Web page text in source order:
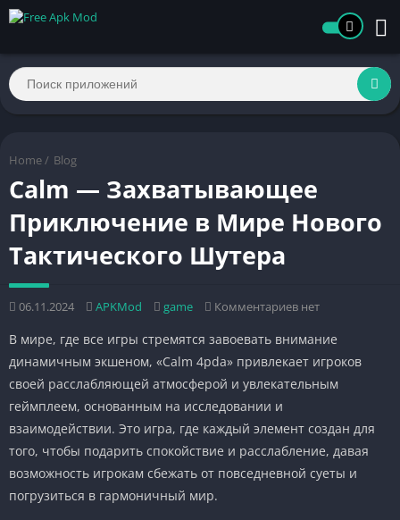
Home / Blog
Calm — Захватывающее
Приключение в Мире Нового
Тактического Шутера
06.11.2024 APKMod game Комментариев нет
В мире, где все игры стремятся завоевать внимание
динамичным экшеном, «Calm 4pda» привлекает игроков
своей расслабляющей атмосферой и увлекательным
геймплеем, основанным на исследовании и
взаимодействии. Это игра, где каждый элемент создан для
того, чтобы подарить спокойствие и расслабление, давая
возможность игрокам сбежать от повседневной суеты и
погрузиться в гармоничный мир.